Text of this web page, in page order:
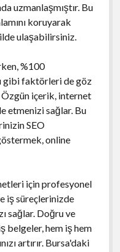
uzmanlaşmıştır. Bu
koruyarak
ulaşabilirsiniz.
%100
gibi faktörleri de göz
içerik, internet
etmenizi sağlar. Bu
SEO
online
için profesyonel
iş süreçlerinizde
sağlar. Doğru ve
hem iş hem
artırır. Bursa'daki